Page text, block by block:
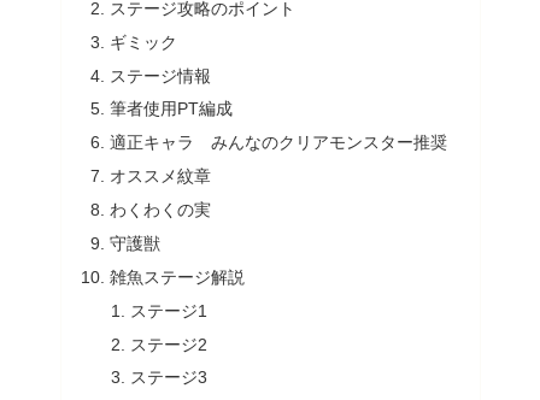
ステージ攻略のポイント
ギミック
ステージ情報
筆者使用PT編成
適正キャラ みんなのクリアモンスター推奨
オススメ紋章
わくわくの実
守護獣
雑魚ステージ解説
ステージ1
ステージ2
ステージ3